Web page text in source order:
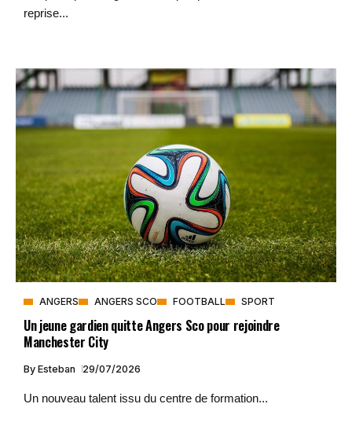
reprise...
ANGERS ANGERS SCO FOOTBALL SPORT
Un jeune gardien quitte Angers Sco pour rejoindre
Manchester City
By Esteban 29/07/2026
Un nouveau talent issu du centre de formation...